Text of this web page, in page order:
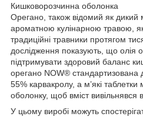
Кишковорозчинна оболонка
Орегано, також відомий як
ароматною кулінарною травою,
традиційні травники протягом
дослідження показують, що олія
підтримувати здоровий баланс
орегано NOW® стандартизована
55% карвакролу, а м’які
оболонку, щоб вміст вивільнявся
У цьому виробі можуть